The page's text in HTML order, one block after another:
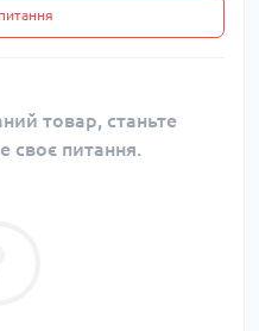
товар, станьте
своє питання.